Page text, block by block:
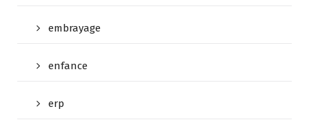
embrayage
enfance
erp